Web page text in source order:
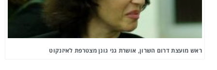
ראש מועצת דרום השרון, אושרת גני גונן מצטרפת לאיזנקוט